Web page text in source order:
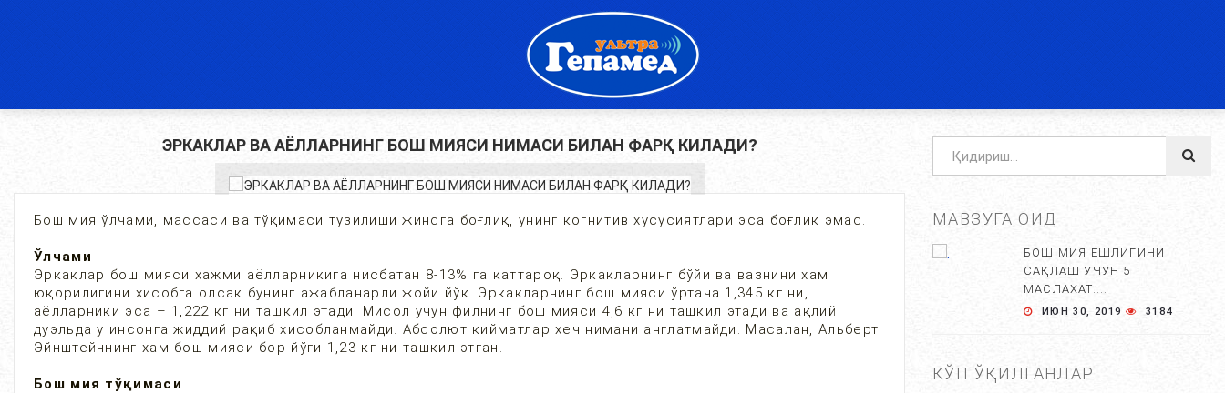
ЭРКАКЛАР ВА АЁЛЛАРНИНГ БОШ МИЯСИ НИМАСИ БИЛАН ФАРҚ КИЛАДИ?
Бош мия ўлчами, массаси ва тўқимаси тузилиши жинсга боғлиқ, унинг когнитив хусусиятлари эса боғлиқ эмас.
Ўлчами
Эркаклар бош мияси хажми аёлларникига нисбатан 8-13% га каттароқ. Эркакларнинг бўйи ва вазнини хам
юқорилигини хисобга олсак бунинг ажабланарли жойи йўқ. Эркакларнинг бош мияси ўртача 1,345 кг ни,
аёлларники эса – 1,222 кг ни ташкил этади. Мисол учун филнинг бош мияси 4,6 кг ни ташкил этади ва ақлий
дуэльда у инсонга жиддий рақиб хисобланмайди. Абсолют қийматлар хеч нимани англатмайди. Масалан, Альберт
Эйнштейннинг хам бош мияси бор йўғи 1,23 кг ни ташкил этган.
Бош мия тўқимаси
МАВЗУГА ОИД
БОШ МИЯ ЁШЛИГИНИ
САҚЛАШ УЧУН 5
МАСЛАХАТ....
ИЮН 30, 2019 3184
КЎП ЎҚИЛГАНЛАР